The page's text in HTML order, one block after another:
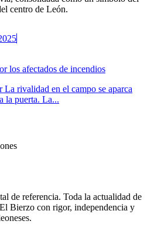
centro de León.
los afectados de incendios
La rivalidad en el campo se aparca
la puerta. La...
de referencia. Toda la actualidad de
Bierzo con rigor, independencia y